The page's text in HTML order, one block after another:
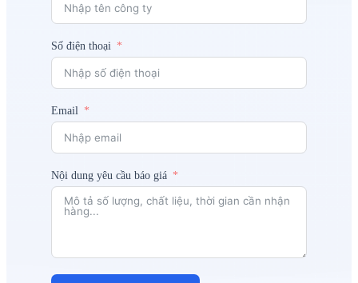
Số điện thoại
Email
Nội dung yêu cầu báo giá